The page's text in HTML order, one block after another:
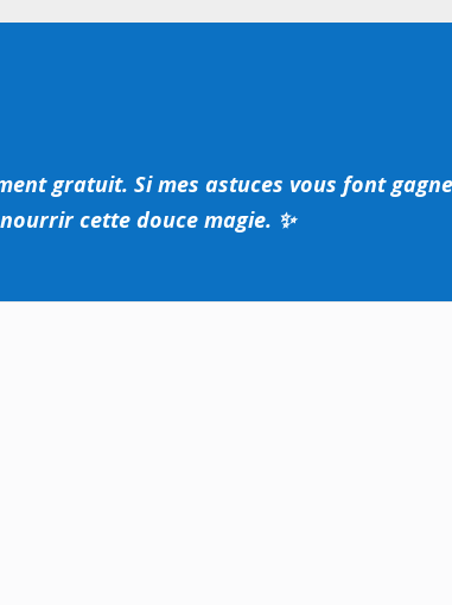
gratuit. Si mes astuces vous font
cette douce magie. ✨